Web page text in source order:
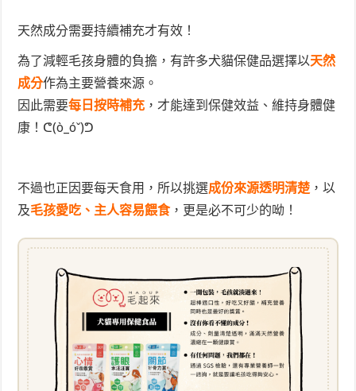
天然成分需要持續補充才有效！
為了減輕毛孩身體的負擔，有許多犬貓保健品選擇以天然
成分作為主要營養來源。
因此需要每日按時補充 ，才能達到保健效益、維持身體健
康！ᕦ(ò_óˇ)ᕤ
不過也正因要每天食用，所以挑選成份來源透明清楚 ，以
及毛孩愛吃、主人容易餵食，更是必不可少的呦！